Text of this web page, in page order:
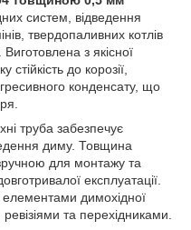
систем, відведення
твердопаливних котлів
з якісної
до корозії,
конденсату, що
труба забезпечує
диму. Товщина
для монтажу та
експлуатації.
елементами димохідної
та перехідниками.